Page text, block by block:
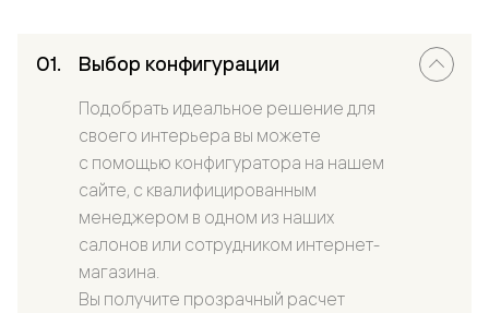
Выбор конфигурации
Подобрать идеальное решение для
своего интерьера вы можете
с помощью конфигуратора на нашем
сайте, с квалифицированным
менеджером в одном из наших
салонов или сотрудником интернет-
магазина.
Вы получите прозрачный расчет